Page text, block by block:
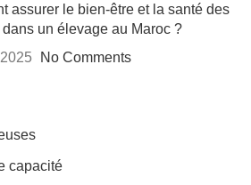
assurer le bien-être et la santé des
un élevage au Maroc ?
No Comments
capacité